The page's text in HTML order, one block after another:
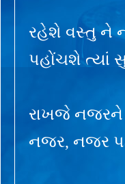
રહેશે વસ્તુ ને
પહોંચશે ત્યાં
રાખજે નજરને
નજર, નજર